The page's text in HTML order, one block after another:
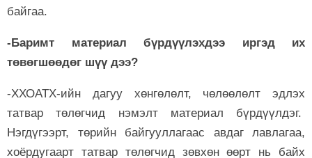
байгаа.
-Баримт материал бүрдүүлэхдээ иргэд их
төвөгшөөдөг шүү дээ?
-ХХОАТХ-ийн дагуу хөнгөлөлт, чөлөөлөлт эдлэх
татвар төлөгчид нэмэлт материал бүрдүүлдэг.
Нэгдүгээрт, төрийн байгууллагаас авдаг лавлагаа,
хоёрдугаарт татвар төлөгчид зөвхөн өөрт нь байх